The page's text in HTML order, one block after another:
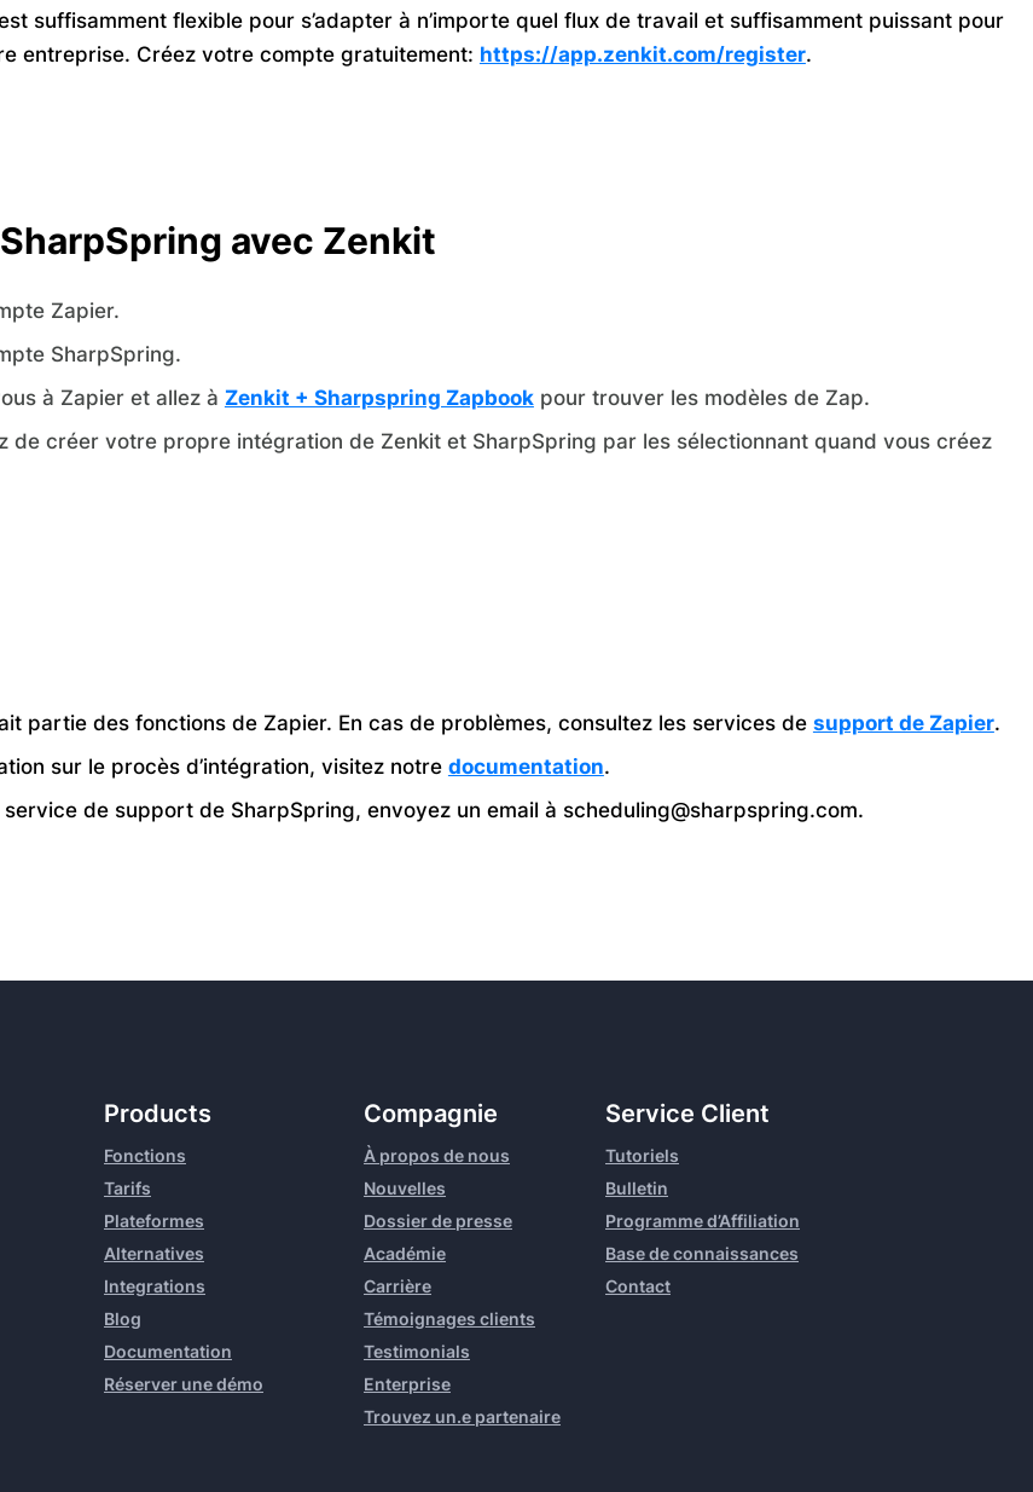
suffisamment flexible pour s’adapter à n’importe quel flux de travail et suffisamment puissant pour
entreprise. Créez votre compte gratuitement: https://app.zenkit.com/register.
avec Zenkit
Zapier.
SharpSpring.
à Zapier et allez à Zenkit + Sharpspring Zapbookpour trouver les modèles de Zap.
de créer votre propre intégration de Zenkit et SharpSpring par les sélectionnant quand vous créez
partie des fonctions de Zapier. En cas de problèmes, consultez les services de support de Zapier.
sur le procès d’intégration, visitez notre documentation.
de support de SharpSpring, envoyez un email à scheduling@sharpspring.com.
Products
Fonctions
Tarifs
Plateformes
Alternatives
Integrations
Blog
Documentation
Réserver une démo
Compagnie
À propos de nous
Nouvelles
Dossier de presse
Académie
Carrière
Témoignages clients
Testimonials
Enterprise
Trouvez un.e partenaire
Service Client
Tutoriels
Bulletin
Programme d’Affiliation
Base de connaissances
Contact